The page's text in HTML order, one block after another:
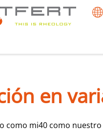
en
como mi40 como nuestro